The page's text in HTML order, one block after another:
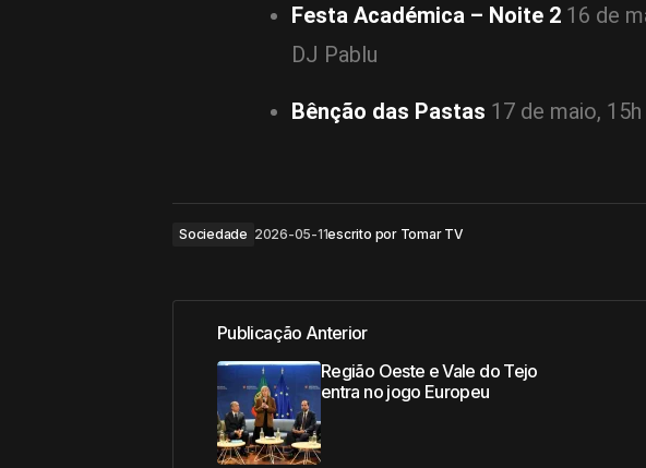
Festa Académica – Noite 2 16 de
DJ Pablu
Bênção das Pastas 17 de maio,
Sociedade 2026-05-11escrito por Tomar TV
Publicação Anterior
Região Oeste e Vale do Tejo
entra no jogo Europeu